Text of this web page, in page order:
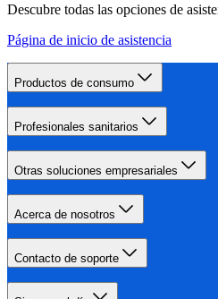
Descubre todas las opciones de
Página de inicio de asistencia
Productos de consumo
Profesionales sanitarios
Otras soluciones empresariales
Acerca de nosotros
Contacto de soporte